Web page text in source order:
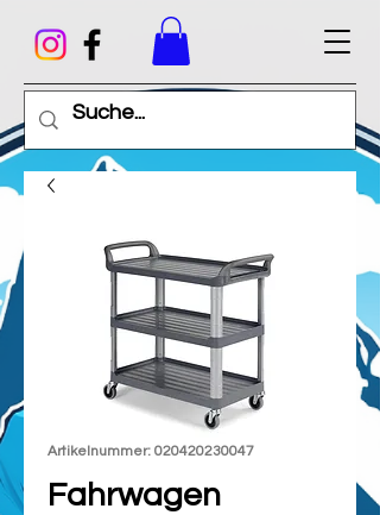
Artikelnummer: 020420230047
Fahrwagen